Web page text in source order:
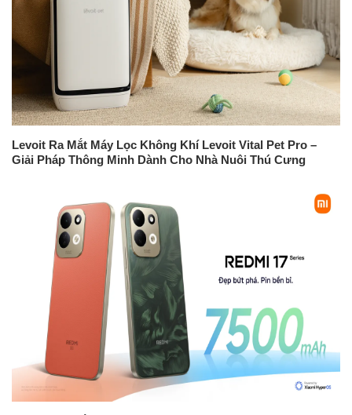
Levoit Ra Mắt Máy Lọc Không Khí Levoit Vital Pet Pro –
Giải Pháp Thông Minh Dành Cho Nhà Nuôi Thú Cưng